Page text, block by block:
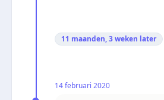
11 maanden, 3 weken later
14 februari 2020